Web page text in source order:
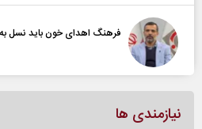
فرهنگ اهدای خون باید نسل
نیازمندی ها